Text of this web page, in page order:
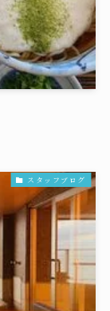
スタッフブログ